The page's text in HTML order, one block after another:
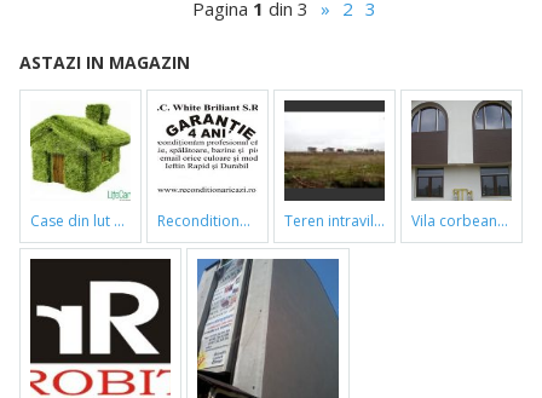
Pagina 1 din 3 » 2 3
ASTAZI IN MAGAZIN
case din lut si paie reconditionari cazi de baie teren intravilan vila corbeanca